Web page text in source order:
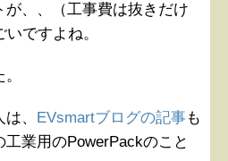
が、、（工事費は抜きだけ
ですよね。
、 EVsmartブログの記事も
業用のPowerPackのこと